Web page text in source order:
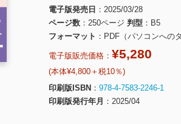
電子版発売日
2025/03/28
ページ数
250ページ 判型
B5
フォーマット
PDF（パソコンへの
電子版販売価格： ¥5,280
(本体¥4,800＋税10％)
印刷版ISBN
978-4-7583-2246-1
印刷版発行年月
2025/04